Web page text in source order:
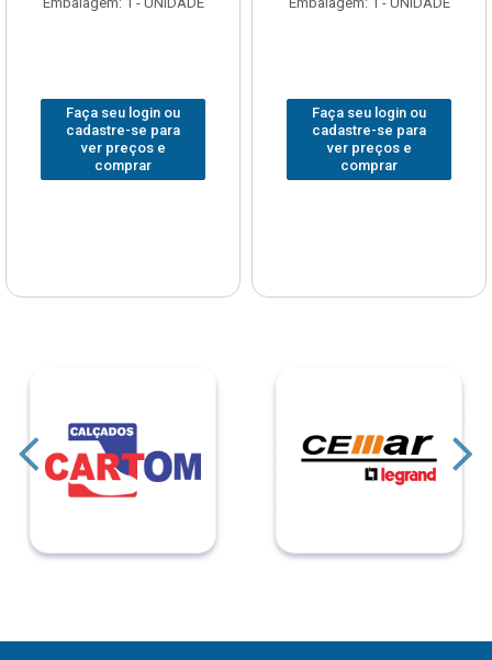
Faça seu login ou
cadastre-se para
ver preços e
comprar
Faça seu login ou
cadastre-se para
ver preços e
comprar